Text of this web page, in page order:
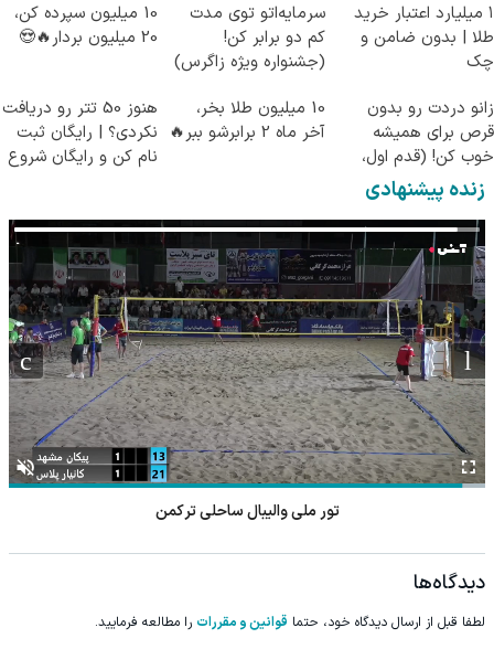
۱ میلیارد اعتبار خرید
طلا | بدون ضامن و
چک
سرمایه‌اتو توی مدت
کم دو برابر کن!
(جشنواره ویژه زاگرس)
10 میلیون سپرده کن،
20 میلیون بردار🔥😍
زانو دردت رو بدون
قرص برای همیشه
خوب کن! (قدم اول،
پرسش‌نامه)
10 میلیون طلا بخر،
آخر ماه 2 برابرشو ببر🔥
هنوز 50 تتر رو دریافت
نکردی؟ | رایگان ثبت
نام کن و رایگان شروع
زنده پیشنهادی
تور ملی والیبال ساحلی ترکمن
دیدگاه‌ها
لطفا قبل از ارسال دیدگاه خود، حتما قوانین و مقررات را مطالعه فرمایید.